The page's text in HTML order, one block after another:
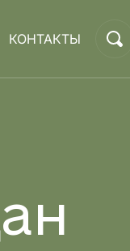
КОНТАКТЫ